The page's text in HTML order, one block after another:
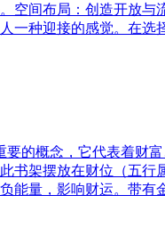
间布局：创造开放
一种迎接的感觉。在选
的概念，它代表着财
架摆放在财位（五
能量，影响财运。带有